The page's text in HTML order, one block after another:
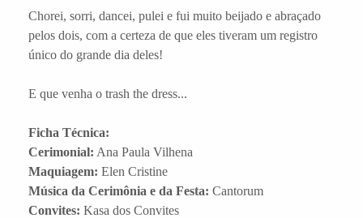
Chorei, sorri, dancei, pulei e fui muito beijado e abraçado
pelos dois, com a certeza de que eles tiveram um registro
único do grande dia deles!
E que venha o trash the dress...
Ficha Técnica:
Cerimonial: Ana Paula Vilhena
Maquiagem: Elen Cristine
Música da Cerimônia e da Festa: Cantorum
Convites: Kasa dos Convites